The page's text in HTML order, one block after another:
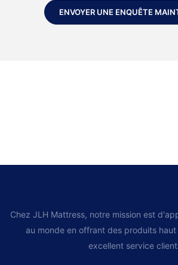
ENVOYER UNE ENQUÊTE
Chez JLH Mattress, notre mission est
au monde en offrant des produits
excellent service